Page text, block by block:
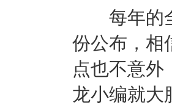
每年的全
份公布，相
点也不意外
龙小编就大